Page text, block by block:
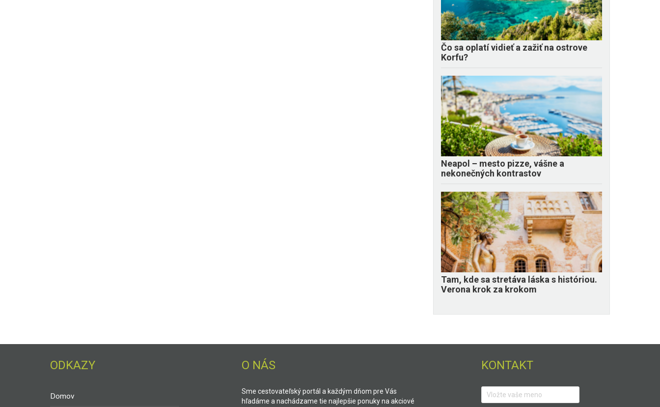
Čo sa oplatí vidieť a zažiť na ostrove
Korfu?
Neapol – mesto pizze, vášne a
nekonečných kontrastov
Tam, kde sa stretáva láska s históriou.
Verona krok za krokom
ODKAZY
Domov
O NÁS
Sme cestovateľský portál a každým dňom pre Vás
hľadáme a nachádzame tie najlepšie ponuky na akciové
KONTAKT